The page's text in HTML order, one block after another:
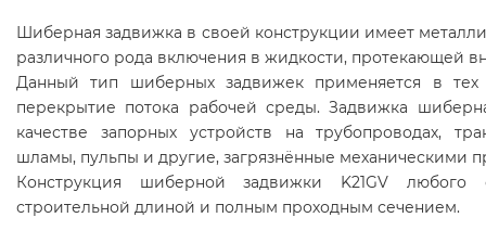
Шиберная задвижка в своей конструкции имеет
различного рода включения в жидкости, протекающей
Данный тип шиберных задвижек применяется в тех
перекрытие потока рабочей среды. Задвижка
качестве запорных устройств на трубопроводах,
шламы, пульпы и другие, загрязнённые механическими
Конструкция шиберной задвижки K21GV любого
строительной длиной и полным проходным сечением.